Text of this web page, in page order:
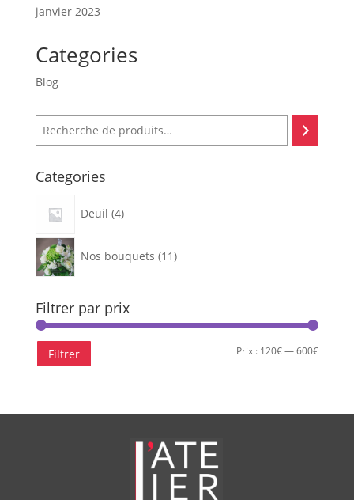
janvier 2023
Categories
Blog
Recherche
Categories
Deuil 4
produits
Nos bouquets 11
produits
Filtrer par prix
Prix
Prix
Filtrer Prix : 120€—600€